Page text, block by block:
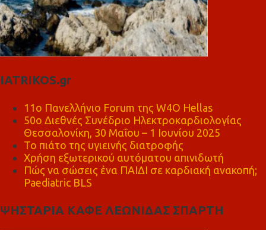
IATRIKOS.gr
11ο Πανελλήνιο Forum της W4O Hellas
50ο Διεθνές Συνέδριο Ηλεκτροκαρδιολογίας
Θεσσαλονίκη, 30 Μαΐου – 1 Ιουνίου 2025
Το πιάτο της υγιεινής διατροφής
Χρήση εξωτερικού αυτόματου απινιδωτή
Πώς να σώσεις ένα ΠΑΙΔΙ σε καρδιακή ανακοπή;
Paediatric BLS
ΨΗΣΤΑΡΙΑ ΚΑΦΕ ΛΕΩΝΙΔΑΣ ΣΠΑΡΤΗ